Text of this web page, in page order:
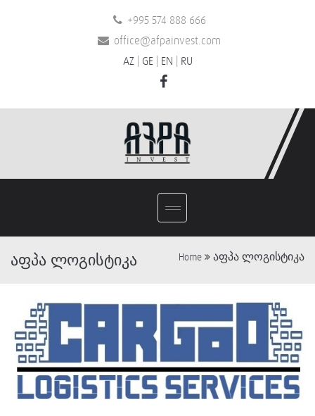
+995 574 888 666
office@afpainvest.com
AZ| GE| EN RU
აფპა ლოგისტიკა Home აფპა ლოგისტიკა